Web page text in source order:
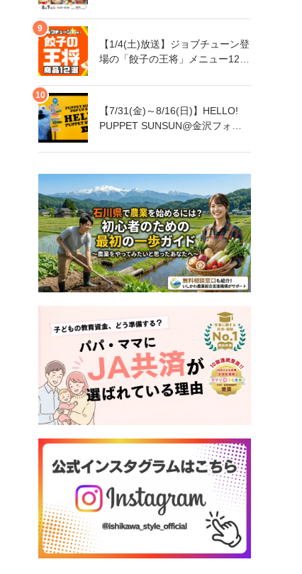
【1/4(土)放送】ジョブチューン登
場の「餃子の王将」メニュー12品
【7/31(金)～8/16(日)】HELLO!
PUPPET SUNSUN@金沢フォー